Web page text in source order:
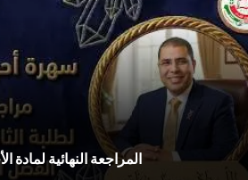
المراجعة النهائية لمادة الأحياء ||…